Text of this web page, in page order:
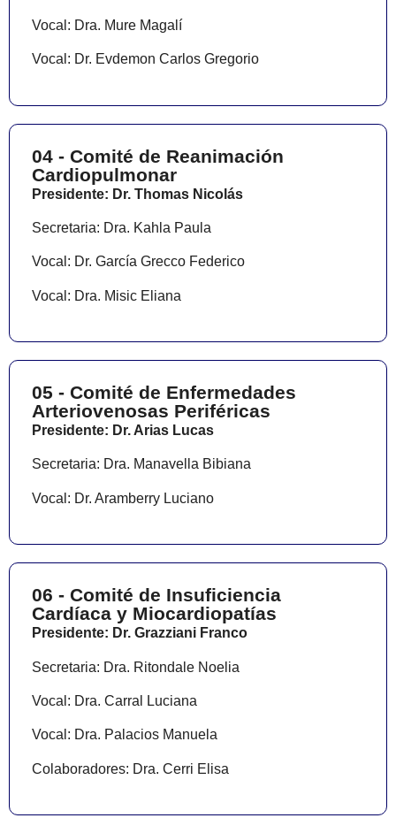
Vocal: Dra. Mure Magalí
Vocal: Dr. Evdemon Carlos Gregorio
04 - Comité de Reanimación
Cardiopulmonar
Presidente: Dr. Thomas Nicolás
Secretaria: Dra. Kahla Paula
Vocal: Dr. García Grecco Federico
Vocal: Dra. Misic Eliana
05 - Comité de Enfermedades
Arteriovenosas Periféricas
Presidente: Dr. Arias Lucas
Secretaria: Dra. Manavella Bibiana
Vocal: Dr. Aramberry Luciano
06 - Comité de Insuficiencia
Cardíaca y Miocardiopatías
Presidente: Dr. Grazziani Franco
Secretaria: Dra. Ritondale Noelia
Vocal: Dra. Carral Luciana
Vocal: Dra. Palacios Manuela
Colaboradores: Dra. Cerri Elisa